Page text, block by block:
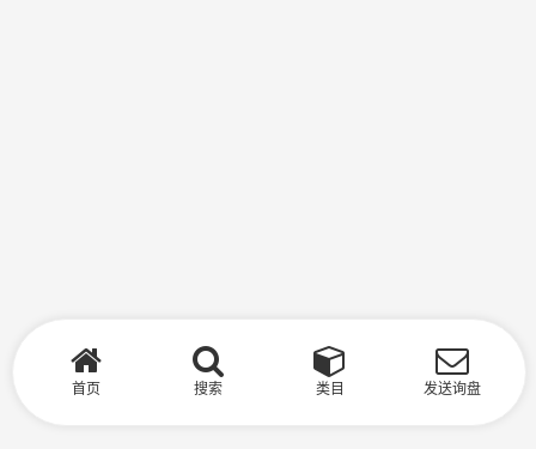
首页 搜索 类目 发送询盘